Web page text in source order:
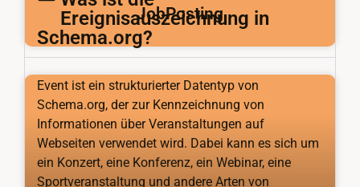
JobPosting
Ereignisauszeichnung in
Schema.org?
Event ist ein strukturierter Datentyp von
Schema.org, der zur Kennzeichnung von
Informationen über Veranstaltungen auf
Webseiten verwendet wird. Dabei kann es sich um
ein Konzert, eine Konferenz, ein Webinar, eine
Sportveranstaltung und andere Arten von